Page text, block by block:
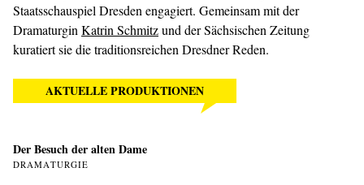
Staatsschauspiel Dresden engagiert. Gemeinsam mit der
Dramaturgin Katrin Schmitzund der Sächsischen Zeitung
kuratiert sie die traditionsreichen Dresdner Reden.
AKTUELLE PRODUKTIONEN
Der Besuch der alten Dame
DRAMATURGIE